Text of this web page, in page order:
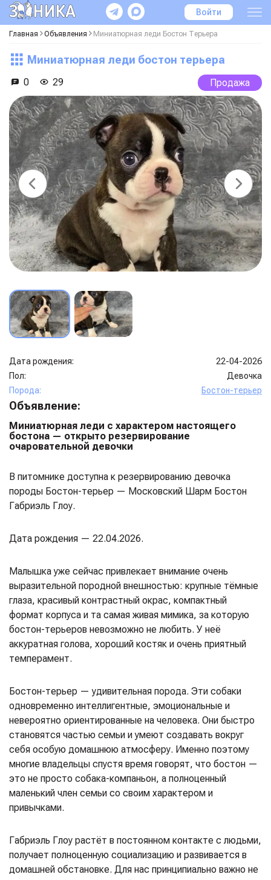
Войти
Главная Объявления Миниатюрная леди Бостон Терьера
Миниатюрная леди бостон терьера
0 29 Продажа
Дата рождения:
22-04-2026
Пол:
Девочка
Порода:
Бостон-терьер
Объявление:
Миниатюрная леди с характером настоящего
бостона — открыто резервирование
очаровательной девочки
В питомнике доступна к резервированию девочка
породы Бостон-терьер — Московский Шарм Бостон
Габриэль Глоу.
Дата рождения — 22.04.2026.
Малышка уже сейчас привлекает внимание очень
выразительной породной внешностью: крупные тёмные
глаза, красивый контрастный окрас, компактный
формат корпуса и та самая живая мимика, за которую
бостон-терьеров невозможно не любить. У неё
аккуратная голова, хороший костяк и очень приятный
темперамент.
Бостон-терьер — удивительная порода. Эти собаки
одновременно интеллигентные, эмоциональные и
невероятно ориентированные на человека. Они быстро
становятся частью семьи и умеют создавать вокруг
себя особую домашнюю атмосферу. Именно поэтому
многие владельцы спустя время говорят, что бостон —
это не просто собака-компаньон, а полноценный
маленький член семьи со своим характером и
привычками.
Габриэль Глоу растёт в постоянном контакте с людьми,
получает полноценную социализацию и развивается в
домашней обстановке. Для нас принципиально важно не